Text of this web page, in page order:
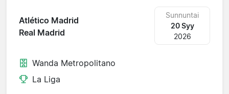
Atlético Madrid
Real Madrid
Sunnuntai
20 Syy
2026
Wanda Metropolitano
La Liga